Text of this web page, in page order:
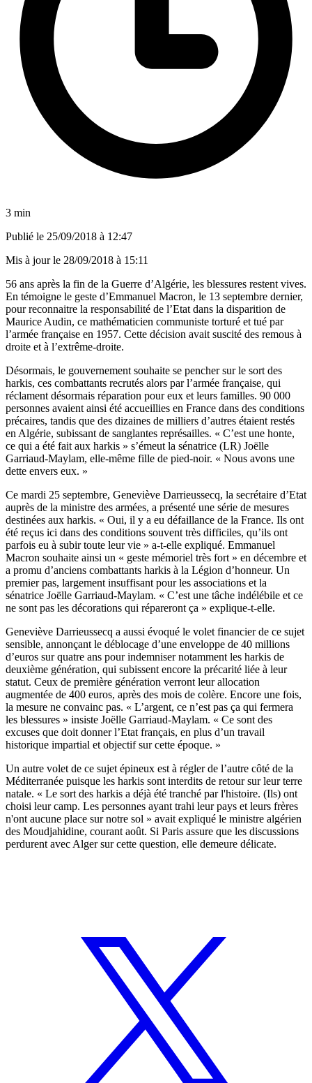
3 min
Publié le 25/09/2018 à 12:47
Mis à jour le 28/09/2018 à 15:11
56 ans après la fin de la Guerre d’Algérie, les blessures restent vives.
En témoigne le geste d’Emmanuel Macron, le 13 septembre dernier,
pour reconnaitre la responsabilité de l’Etat dans la disparition de
Maurice Audin, ce mathématicien communiste torturé et tué par
l’armée française en 1957. Cette décision avait suscité des remous à
droite et à l’extrême-droite.
Désormais, le gouvernement souhaite se pencher sur le sort des
harkis, ces combattants recrutés alors par l’armée française, qui
réclament désormais réparation pour eux et leurs familles. 90 000
personnes avaient ainsi été accueillies en France dans des conditions
précaires, tandis que des dizaines de milliers d’autres étaient restés
en Algérie, subissant de sanglantes représailles. « C’est une honte,
ce qui a été fait aux harkis » s’émeut la sénatrice (LR) Joëlle
Garriaud-Maylam, elle-même fille de pied-noir. « Nous avons une
dette envers eux. »
Ce mardi 25 septembre, Geneviève Darrieussecq, la secrétaire d’Etat
auprès de la ministre des armées, a présenté une série de mesures
destinées aux harkis. « Oui, il y a eu défaillance de la France. Ils ont
été reçus ici dans des conditions souvent très difficiles, qu’ils ont
parfois eu à subir toute leur vie » a-t-elle expliqué. Emmanuel
Macron souhaite ainsi un « geste mémoriel très fort » en décembre et
a promu d’anciens combattants harkis à la Légion d’honneur. Un
premier pas, largement insuffisant pour les associations et la
sénatrice Joëlle Garriaud-Maylam. « C’est une tâche indélébile et ce
ne sont pas les décorations qui répareront ça » explique-t-elle.
Geneviève Darrieussecq a aussi évoqué le volet financier de ce sujet
sensible, annonçant le déblocage d’une enveloppe de 40 millions
d’euros sur quatre ans pour indemniser notamment les harkis de
deuxième génération, qui subissent encore la précarité liée à leur
statut. Ceux de première génération verront leur allocation
augmentée de 400 euros, après des mois de colère. Encore une fois,
la mesure ne convainc pas. « L’argent, ce n’est pas ça qui fermera
les blessures » insiste Joëlle Garriaud-Maylam. « Ce sont des
excuses que doit donner l’Etat français, en plus d’un travail
historique impartial et objectif sur cette époque. »
Un autre volet de ce sujet épineux est à régler de l’autre côté de la
Méditerranée puisque les harkis sont interdits de retour sur leur terre
natale. « Le sort des harkis a déjà été tranché par l'histoire. (Ils) ont
choisi leur camp. Les personnes ayant trahi leur pays et leurs frères
n'ont aucune place sur notre sol » avait expliqué le ministre algérien
des Moudjahidine, courant août. Si Paris assure que les discussions
perdurent avec Alger sur cette question, elle demeure délicate.